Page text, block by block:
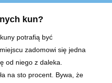
kun?
potrafią być
zadomowi się jedna
od niego z daleka.
na sto procent. Bywa, że